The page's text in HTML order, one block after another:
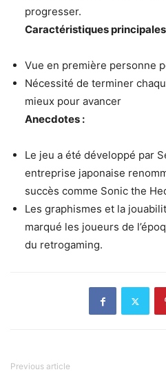
progresser.
Caractéristiques
Vue en première personne
Nécessité de terminer
mieux pour avancer
Anecdotes :
Le jeu a été développé par
entreprise japonaise
succès comme Sonic the
Les graphismes et la
marqué les joueurs de
du retrogaming.
Previous article